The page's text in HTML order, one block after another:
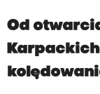
Od
Karpackich